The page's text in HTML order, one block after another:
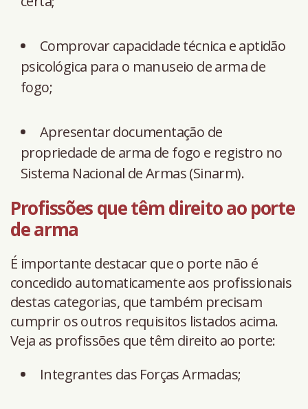
Comprovar capacidade técnica e aptidão
psicológica para o manuseio de arma de
fogo;
Apresentar documentação de
propriedade de arma de fogo e registro no
Sistema Nacional de Armas (Sinarm).
Profissões que têm direito ao porte
de arma
É importante destacar que o porte não é
concedido automaticamente aos profissionais
destas categorias, que também precisam
cumprir os outros requisitos listados acima.
Veja as profissões que têm direito ao porte:
Integrantes das Forças Armadas;